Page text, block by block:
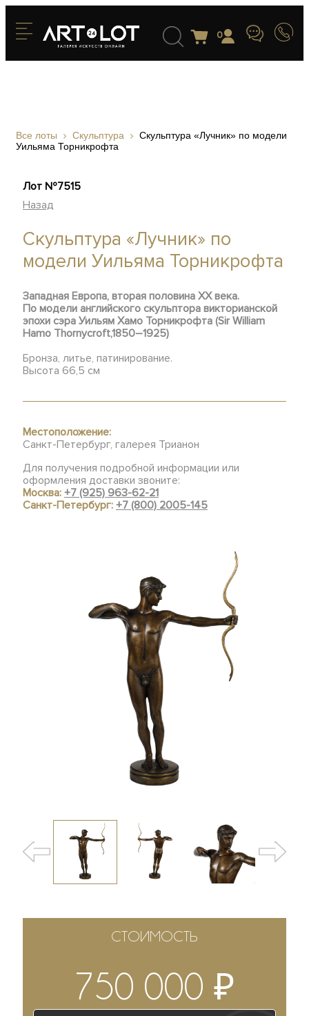
0
Все лоты Скульптура
Скульптура «Лучник» по модели
Уильяма Торникрофта
Лот №7515
Назад
Скульптура «Лучник» по
модели Уильяма Торникрофта
Западная Европа, вторая половина ХХ века.
По модели английского скульптора викторианской
эпохи сэра Уильям Хамо Торникрофта (Sir William
Hamo Thornycroft,1850–1925)
Бронза, литье, патинирование.
Высота 66,5 см
Местоположение:
Санкт-Петербург, галерея Трианон
Для получения подробной информации или
оформления доставки звоните:
Москва:+7 (925) 963-62-21
Санкт-Петербург:+7 (800) 2005-145
СТОИМОСТЬ
750 000 ₽